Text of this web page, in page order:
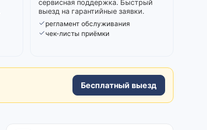
сервисная поддержка. Быстрый
выезд на гарантийные заявки.
регламент обслуживания
чек-листы приёмки
Бесплатный выезд